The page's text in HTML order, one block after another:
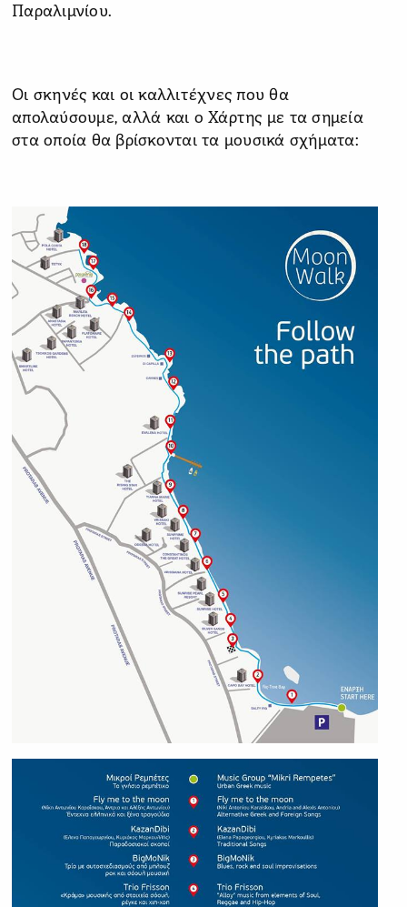
Παραλιμνίου.
Οι σκηνές και οι καλλιτέχνες που θα
απολαύσουμε, αλλά και ο Χάρτης με τα σημεία
στα οποία θα βρίσκονται τα μουσικά σχήματα: